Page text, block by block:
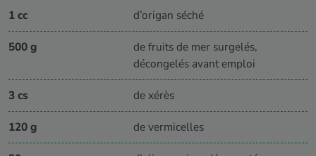
1 cc d’origan séché
500 g
de fruits de mer surgelés,
décongelés avant emploi
3 cs de xérès
120 g de vermicelles